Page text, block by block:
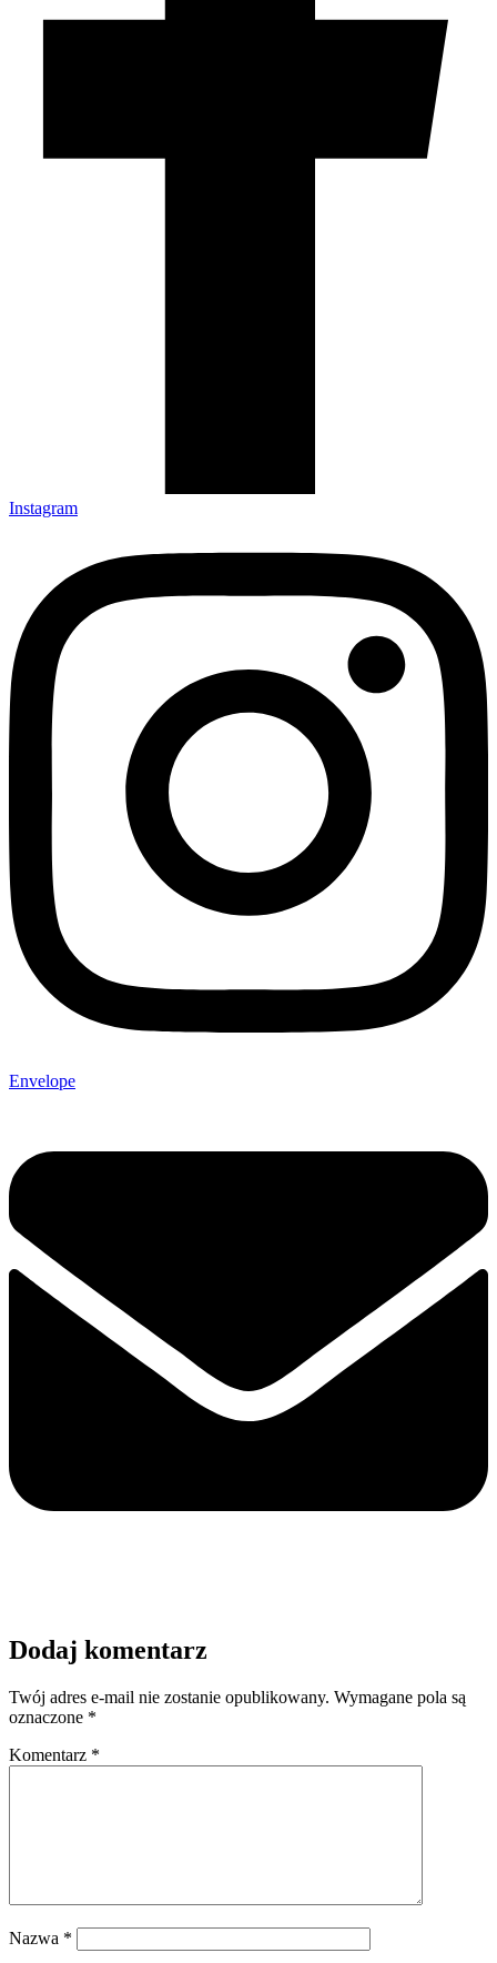
Instagram
Envelope
Dodaj komentarz
Twój adres e-mail nie zostanie opublikowany. Wymagane pola są
oznaczone *
Komentarz *
Nazwa *